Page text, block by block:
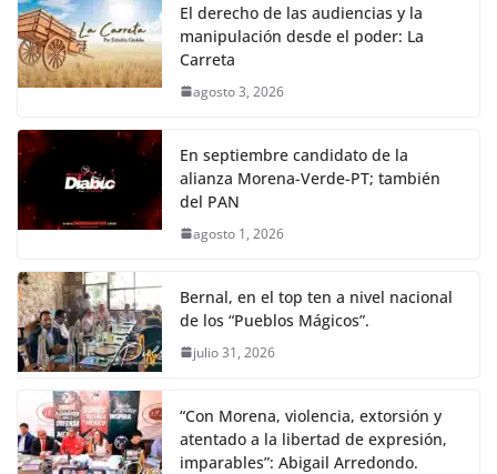
El derecho de las audiencias y la
manipulación desde el poder: La
Carreta
agosto 3, 2026
En septiembre candidato de la
alianza Morena-Verde-PT; también
del PAN
agosto 1, 2026
Bernal, en el top ten a nivel nacional
de los “Pueblos Mágicos”.
julio 31, 2026
“Con Morena, violencia, extorsión y
atentado a la libertad de expresión,
imparables”: Abigail Arredondo.